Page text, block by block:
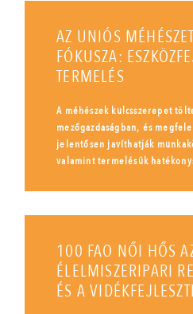
AZ UNIÓS
FÓKUSZA:
TERMELÉS
A méhészek kulcsszerepet
mezőgazdaságban, és
jelentősen javíthatják
valamint termelésük
100 FAO NŐI HŐS
ÉLELMISZERIPARI
ÉS A